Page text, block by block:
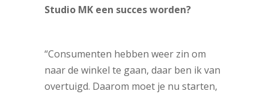
Studio MK een succes worden?
“Consumenten hebben weer zin om
naar de winkel te gaan, daar ben ik van
overtuigd. Daarom moet je nu starten,